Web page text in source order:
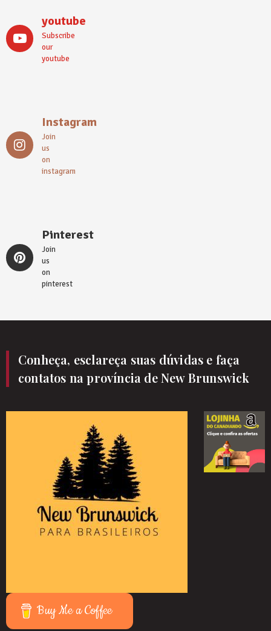
youtube
Subscribe
our
youtube
Instagram
Join
us
on
instagram
Pinterest
Join
us
on
pinterest
Conheça, esclareça suas dúvidas e faça
contatos na província de New Brunswick
Buy Me a Coffee